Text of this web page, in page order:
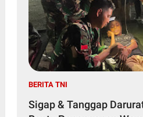
BERITA TNI
Sigap & Tanggap